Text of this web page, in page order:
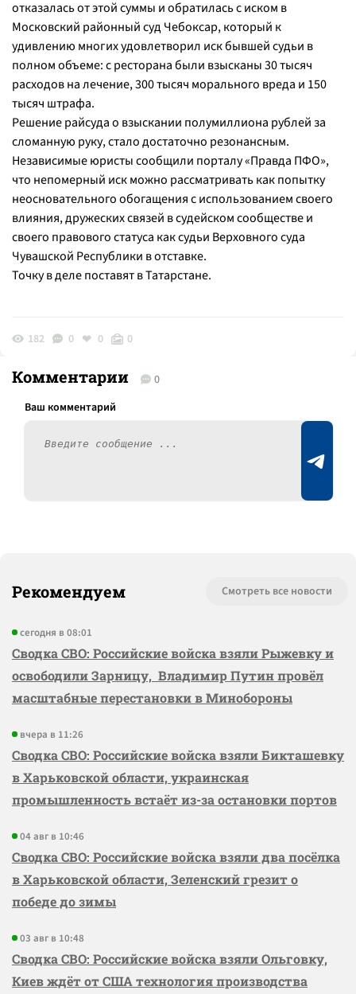
отказалась от этой суммы и обратилась с иском в
Московский районный суд Чебоксар, который к
удивлению многих удовлетворил иск бывшей судьи в
полном объеме: с ресторана были взысканы 30 тысяч
расходов на лечение, 300 тысяч морального вреда и 150
тысяч штрафа.
Решение райсуда о взыскании полумиллиона рублей за
сломанную руку, стало достаточно резонансным.
Независимые юристы сообщили порталу «Правда ПФО»,
что непомерный иск можно рассматривать как попытку
неосновательного обогащения с использованием своего
влияния, дружеских связей в судейском сообществе и
своего правового статуса как судьи Верховного суда
Чувашской Республики в отставке.
Точку в деле поставят в Татарстане.
182 0 0 0
Комментарии 0
Рекомендуем Смотреть все новости
сегодня в 08:01
Сводка СВО: Российские войска взяли Рыжевку и
освободили Зарницу, Владимир Путин провёл
масштабные перестановки в Минобороны
вчера в 11:26
Сводка СВО: Российские войска взяли Бикташевку
в Харьковской области, украинская
промышленность встаёт из-за остановки портов
04 авг в 10:46
Сводка СВО: Российские войска взяли два посёлка
в Харьковской области, Зеленский грезит о
победе до зимы
03 авг в 10:48
Сводка СВО: Российские войска взяли Ольговку,
Киев ждёт от США технология производства